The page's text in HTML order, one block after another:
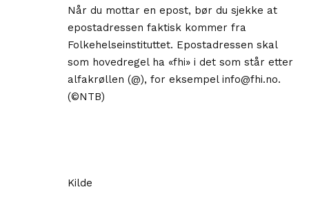
Når du mottar en epost, bør du sjekke at
epostadressen faktisk kommer fra
Folkehelseinstituttet. Epostadressen skal
som hovedregel ha «fhi» i det som står etter
alfakrøllen (@), for eksempel info@fhi.no.
(©NTB)
Kilde